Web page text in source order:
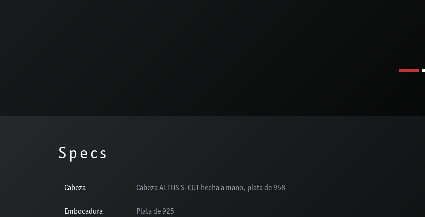
Specs
Cabeza Cabeza ALTUS S-CUT hecha a mano, plata de 958
Embocadura Plata de 925